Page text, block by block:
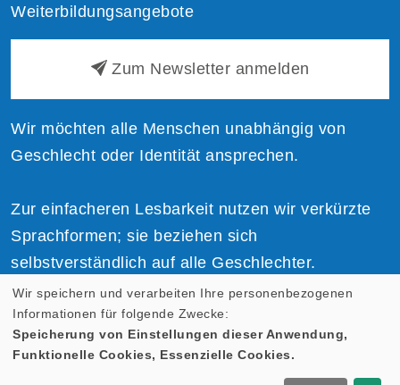
Weiterbildungsangebote
Zum Newsletter anmelden
Wir möchten alle Menschen unabhängig von
Geschlecht oder Identität ansprechen.
Zur einfacheren Lesbarkeit nutzen wir verkürzte
Sprachformen; sie beziehen sich
selbstverständlich auf alle Geschlechter.
Cookie Einstellungen
Wir speichern und verarbeiten Ihre personenbezogenen
Informationen für folgende Zwecke:
Speicherung von Einstellungen dieser Anwendung,
Funktionelle Cookies, Essenzielle Cookies.